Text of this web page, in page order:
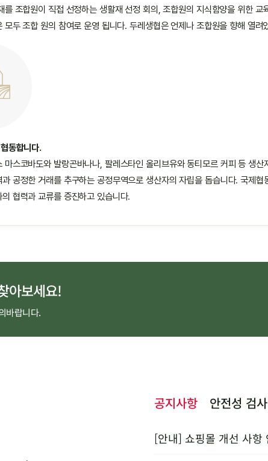
를 조합원이 직접 선정하는 생활재 선정 회의, 조합원의 지식함양을 위한 교
모두 조합 원의 참여로 운영 됩니다. 두레생협은 언제나 조합원을 향해 열려
동합니다.
마스코바도와 발랑곤바나나, 팔레스타인 올리브유와 동티모르 커피 등 생
과 공정한 거래를 추구하는 공정무역으로 생산자의 자립을 돕습니다. 국제
협력과 교류를 증진하고 있습니다.
아보세요!
바랍니다.
공지사항 안전성 검사
[안내] 쇼핑몰 개선 사항